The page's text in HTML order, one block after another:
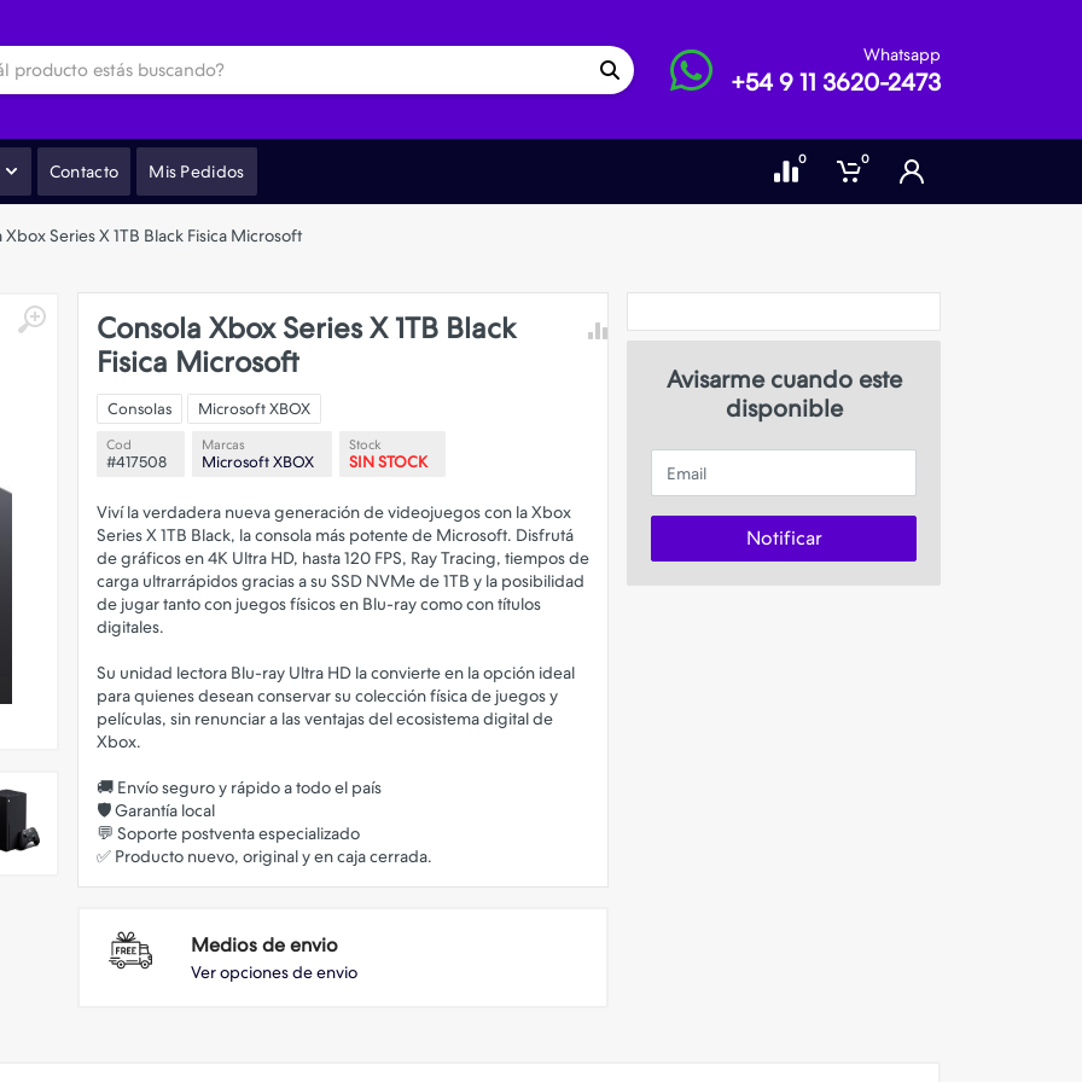
Whatsapp
+54 9 11 3620-2473
Contacto Mis Pedidos
0 0
Xbox Series X 1TB Black Fisica Microsoft
Consola Xbox Series X 1TB Black
Fisica Microsoft
Consolas Microsoft XBOX
Cod
#417508
Marcas
Microsoft XBOX
Stock
SIN STOCK
Viví la verdadera nueva generación de videojuegos con la Xbox
Series X 1TB Black, la consola más potente de Microsoft. Disfrutá
de gráficos en 4K Ultra HD, hasta 120 FPS, Ray Tracing, tiempos de
carga ultrarrápidos gracias a su SSD NVMe de 1TB y la posibilidad
de jugar tanto con juegos físicos en Blu-ray como con títulos
digitales.
Su unidad lectora Blu-ray Ultra HD la convierte en la opción ideal
para quienes desean conservar su colección física de juegos y
películas, sin renunciar a las ventajas del ecosistema digital de
Xbox.
🚚 Envío seguro y rápido a todo el país
🛡️ Garantía local
💬 Soporte postventa especializado
Medios de envio
Ver opciones de envio
Avisarme cuando este
disponible
Email
Notificar